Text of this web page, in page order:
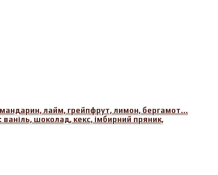
лайм, грейпфрут, лимон, бергамот...
ваніль, шоколад, кекс, імбирний пряник,